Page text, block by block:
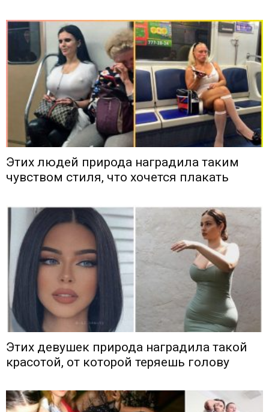
Этих людей природа наградила таким
чувством стиля, что хочется плакать
Этих девушек природа наградила такой
красотой, от которой теряешь голову